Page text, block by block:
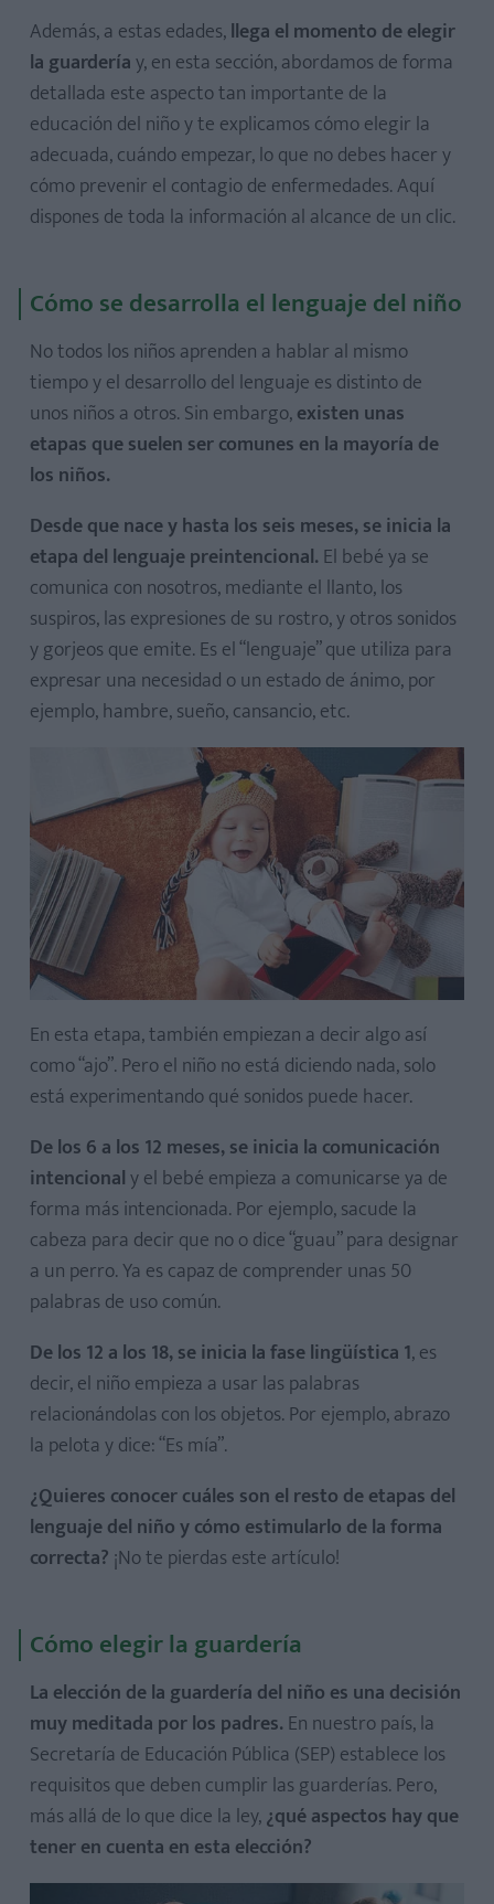
Además, a estas edades,llega el momento de elegir
la guarderíay, en esta sección, abordamos de forma
detallada este aspecto tan importante de la
educación del niño y te explicamos cómo elegir la
adecuada, cuándo empezar, lo que no debes hacer y
cómo prevenir el contagio de enfermedades. Aquí
dispones de toda la información al alcance de un clic.
Cómo se desarrolla el lenguaje del niño
No todos los niños aprenden a hablar al mismo
tiempo y el desarrollo del lenguaje es distinto de
unos niños a otros. Sin embargo,existen unas
etapas que suelen ser comunes en la mayoría de
los niños.
Desde que nace y hasta los seis meses, se inicia la
etapa del lenguaje preintencional. El bebé ya se
comunica con nosotros, mediante el llanto, los
suspiros, las expresiones de su rostro, y otros sonidos
y gorjeos que emite. Es el “lenguaje” que utiliza para
expresar una necesidad o un estado de ánimo, por
ejemplo, hambre, sueño, cansancio, etc.
En esta etapa, también empiezan a decir algo así
como “ajo”. Pero el niño no está diciendo nada, solo
está experimentando qué sonidos puede hacer.
De los 6 a los 12 meses, se inicia la comunicación
intencionaly el bebé empieza a comunicarse ya de
forma más intencionada. Por ejemplo, sacude la
cabeza para decir que no o dice “guau” para designar
a un perro. Ya es capaz de comprender unas 50
palabras de uso común.
De los 12 a los 18, se inicia la fase lingüística 1, es
decir, el niño empieza a usar las palabras
relacionándolas con los objetos. Por ejemplo, abrazo
la pelota y dice: “Es mía”.
¿Quieres conocer cuáles son el resto de etapas del
lenguaje del niño y cómo estimularlo de la forma
correcta? ¡No te pierdas este artículo!
Cómo elegir la guardería
La elección de la guardería del niño es una decisión
muy meditada por los padres. En nuestro país, la
Secretaría de Educación Pública (SEP) establece los
requisitos que deben cumplir las guarderías. Pero,
más allá de lo que dice la ley,¿qué aspectos hay que
tener en cuenta en esta elección?